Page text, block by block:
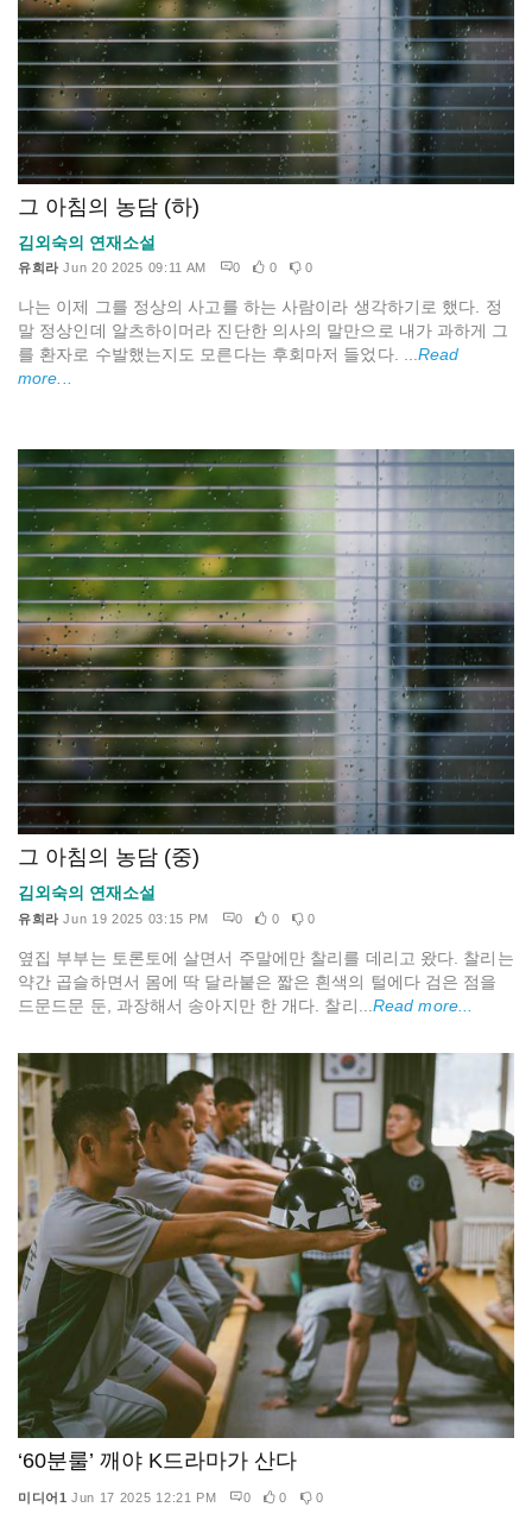
그 아침의 농담 (하)
김외숙의 연재소설
유희라 Jun 20 2025 09:11 AM 0 0 0
나는 이제 그를 정상의 사고를 하는 사람이라 생각하기로 했다. 정
말 정상인데 알츠하이머라 진단한 의사의 말만으로 내가 과하게 그
를 환자로 수발했는지도 모른다는 후회마저 들었다. ...Read
more...
그 아침의 농담 (중)
김외숙의 연재소설
유희라 Jun 19 2025 03:15 PM 0 0 0
옆집 부부는 토론토에 살면서 주말에만 찰리를 데리고 왔다. 찰리는
약간 곱슬하면서 몸에 딱 달라붙은 짧은 흰색의 털에다 검은 점을
드문드문 둔, 과장해서 송아지만 한 개다. 찰리... Read more...
‘60분룰’ 깨야 K드라마가 산다
미디어1 Jun 17 2025 12:21 PM 0 0 0